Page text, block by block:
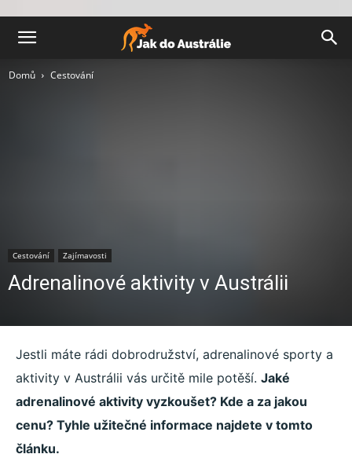
Domů Cestování
Cestování Zajímavosti
Adrenalinové aktivity v Austrálii
Jestli máte rádi dobrodružství, adrenalinové sporty a
aktivity v Austrálii vás určitě mile potěší. Jaké
adrenalinové aktivity vyzkoušet? Kde a za jakou
cenu? Tyhle užitečné informace najdete v tomto
článku.